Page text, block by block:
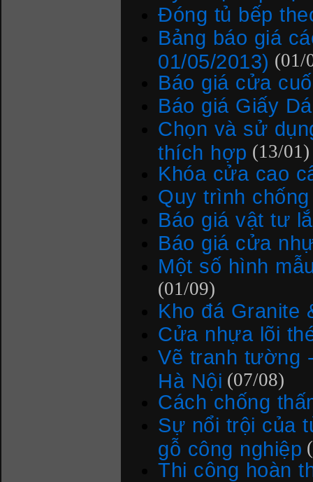
Đóng tủ bếp
Bảng báo giá
01/05/2013) (01/
Báo giá cửa
Báo giá Giấy
Chọn và sử
thích hợp (13/01)
Khóa cửa cao
Quy trình
Báo giá vật tư
Báo giá cửa
Một số hình
(01/09)
Kho đá Granite
Cửa nhựa lõi
Vẽ tranh tường
Hà Nội (07/08)
Cách chống
Sự nổi trội của
gỗ công nghiệp
Thi công hoàn